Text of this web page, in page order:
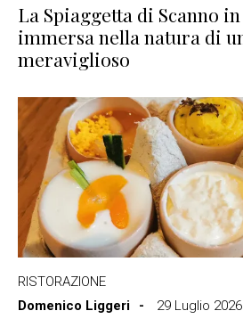
La Spiaggetta di Scanno
immersa nella natura di
meraviglioso
RISTORAZIONE
Domenico Liggeri
29 Luglio 2026